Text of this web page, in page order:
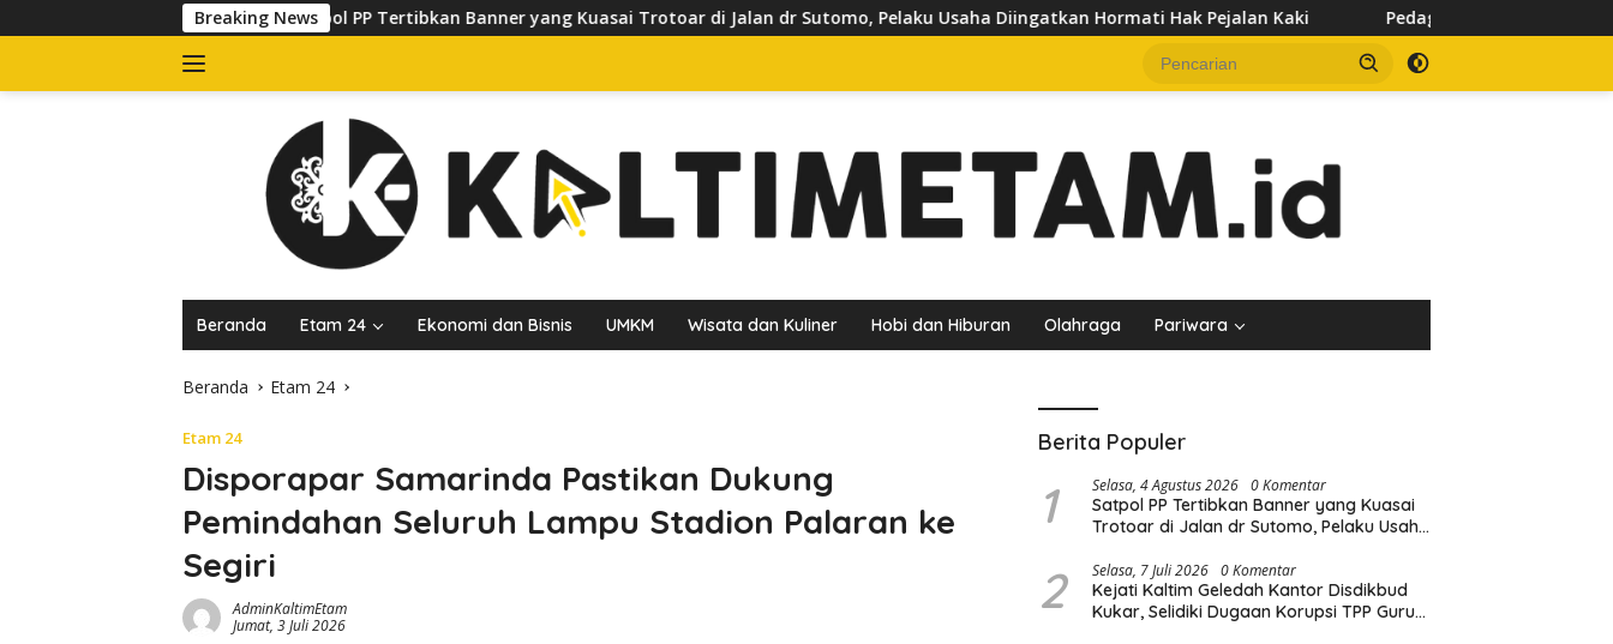
ke
Breaking News
Satpol PP Tertibkan Banner yang Kuasai Trotoar di Jalan dr Sutomo, Pelaku Usaha Diingatkan Hormati Hak Pejalan Kaki Pedagang Keluhkan Sepinya Pasar Pagi
Beranda Etam 24 Ekonomi dan Bisnis UMKM Wisata dan Kuliner Hobi dan Hiburan Olahraga Pariwara
Beranda Etam 24
Etam 24
Disporapar Samarinda Pastikan Dukung
Pemindahan Seluruh Lampu Stadion Palaran ke
Segiri
AdminKaltimEtam
Jumat, 3 Juli 2026
Berita Populer
1 Selasa, 4 Agustus 2026 0 Komentar
Satpol PP Tertibkan Banner yang Kuasai
Trotoar di Jalan dr Sutomo, Pelaku Usaha
2 Selasa, 7 Juli 2026 0 Komentar
Kejati Kaltim Geledah Kantor Disdikbud
Kukar, Selidiki Dugaan Korupsi TPP Guru